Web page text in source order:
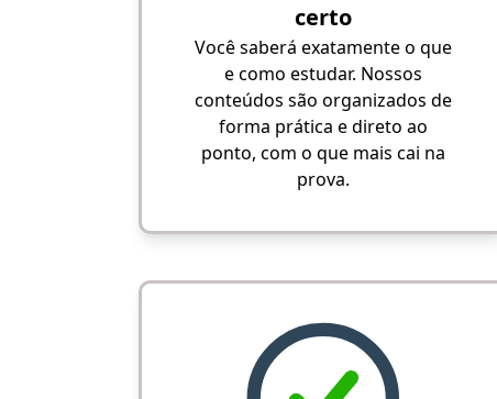
certo
Você saberá exatamente o que
e como estudar. Nossos
conteúdos são organizados de
forma prática e direto ao
ponto, com o que mais cai na
prova.